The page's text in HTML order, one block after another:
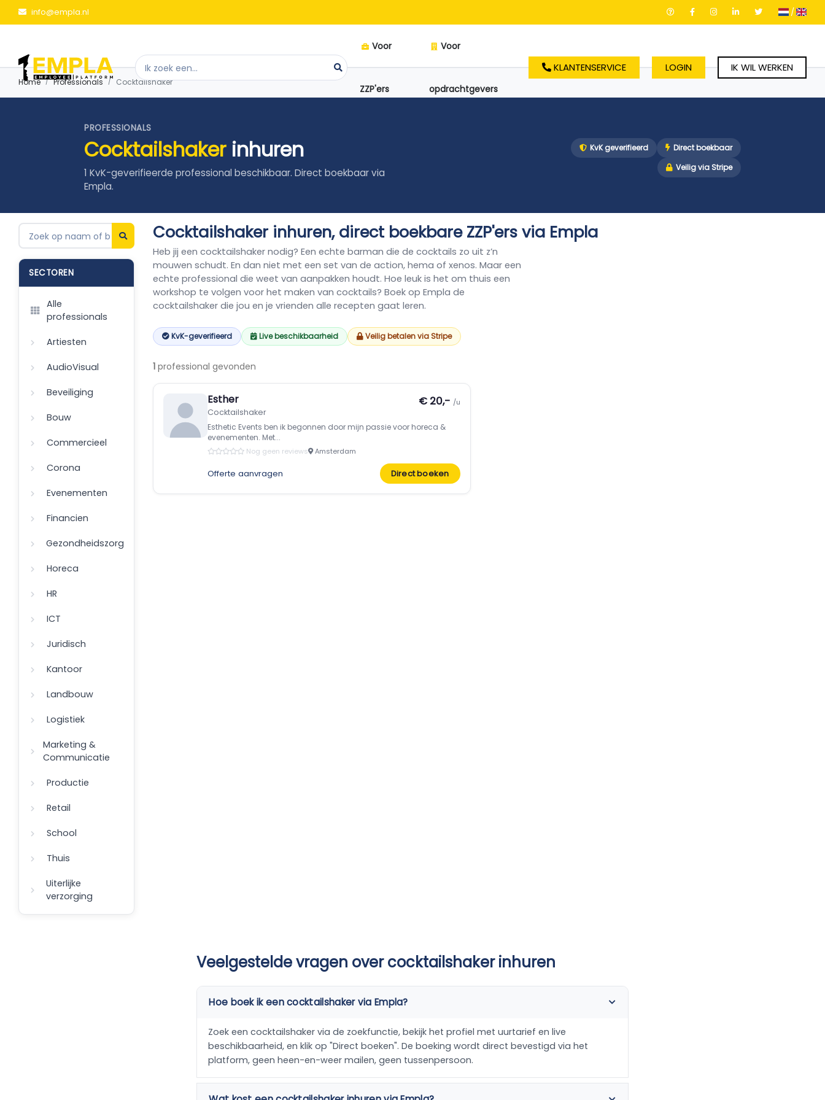
info@empla.nl /
Voor
ZZP'ers
Voor
opdrachtgevers
KLANTENSERVICE LOGIN IK WIL WERKEN
Home Professionals Cocktailshaker
PROFESSIONALS
Cocktailshakerinhuren
1 KvK-geverifieerde professional beschikbaar. Direct boekbaar via
Empla.
KvK geverifieerd
Direct boekbaar
Veilig via Stripe
SECTOREN
Alle
professionals
Artiesten
AudioVisual
Beveiliging
Bouw
Commercieel
Corona
Evenementen
Financien
Gezondheidszorg
Horeca
HR
ICT
Juridisch
Kantoor
Landbouw
Logistiek
Marketing &
Communicatie
Productie
Retail
School
Thuis
Uiterlijke
verzorging
Cocktailshaker inhuren, direct boekbare ZZP'ers via Empla
Heb jij een cocktailshaker nodig? Een echte barman die de cocktails zo uit z’n
mouwen schudt. En dan niet met een set van de action, hema of xenos. Maar een
echte professional die weet van aanpakken houdt. Hoe leuk is het om thuis een
workshop te volgen voor het maken van cocktails? Boek op Empla de
cocktailshaker die jou en je vrienden alle recepten gaat leren.
KvK-geverifieerd Live beschikbaarheid Veilig betalen via Stripe
1 professional gevonden
Esther
Cocktailshaker
€ 20,- /u
Esthetic Events ben ik begonnen door mijn passie voor horeca &
evenementen. Met...
Nog geen reviews Amsterdam
Offerte aanvragen Direct boeken
Veelgestelde vragen over cocktailshaker inhuren
Hoe boek ik een cocktailshaker via Empla?
Zoek een cocktailshaker via de zoekfunctie, bekijk het profiel met uurtarief en live
beschikbaarheid, en klik op "Direct boeken". De boeking wordt direct bevestigd via het
platform, geen heen-en-weer mailen, geen tussenpersoon.